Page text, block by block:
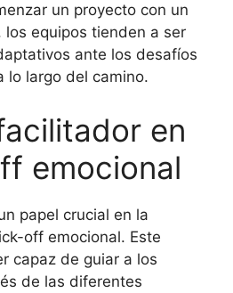
un proyecto con un
los equipos tienden a ser
ante los desafíos
lo largo del camino.
en
emocional
papel crucial en la
off emocional. Este
capaz de guiar a los
de las diferentes